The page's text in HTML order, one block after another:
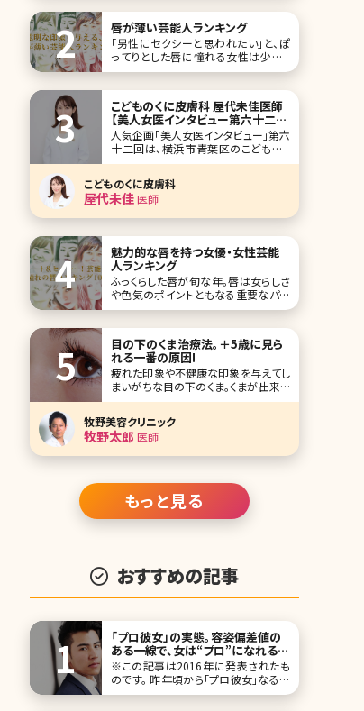
います。
唇が薄い芸能人ランキング
「男性にセクシーと思われたい」と、ぽ
ってりとした唇に憧れる女性は少なく
ないでしょう。ですが、可愛いと思ってほ
いかもしれません。 そこで今回は、唇が
薄い芸能人を10名ご紹介。彼女たちの
可愛さを、とくとご覧ください! 第1位新
垣結衣 こ
こどものくに皮膚科 屋代未佳医師
【美人女医インタビュー第六十二
回】
人気企画「美人女医インタビュー」第六
十二回は、横浜市青葉区のこどものく
に皮膚科の屋代未佳（やしろみか）先
生です。 2000年開院の「こどものくに
皮膚科」は、地域に密着した診療で長
年多くの患者さんに愛されてきました。
皮膚科専門医で、美肌が印象的な屋代
肌荒れに悩
こどものくに皮膚科
屋代未佳医師
魅力的な唇を持つ女優・女性芸能
人ランキング
ふっくらした唇が旬な年。唇は女らしさ
や色気のポイントともなる重要なパー
ツです。旬な唇を持つ芸能人・女優をラ
てみてくださいね♪ 第1位石原さとみ
この投稿をInstagramで見る
目の下のくま治療法。＋5歳に見ら
れる一番の原因!
疲れた印象や不健康な印象を与えてし
まいがちな目の下のくま。くまが出来る
原因も治療法も、くまのタイプによって
コンシーラーで隠す必要もありません。
色で分かる3つの目の下のくまとその
原因 目の下のくまは大きく黒、茶、青の
牧野美容クリニック
牧野太郎 医師
もっと見る
おすすめの記事
「プロ彼女」の実態。容姿偏差値の
ある一線で、女は“プロ”になれるか
決まる／北条かや
※この記事は2016年に発表されたも
のです。 昨年頃から「プロ彼女」なる言
葉を耳にするようになった。「芸能人・ス